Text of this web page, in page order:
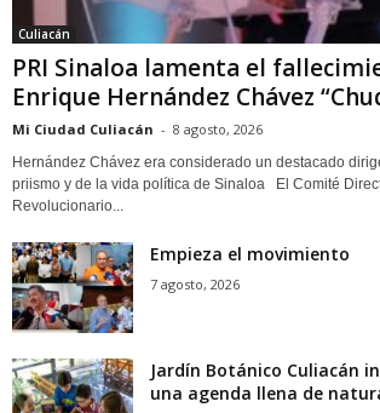
Culiacán
PRI Sinaloa lamenta el
Enrique Hernández Chávez
Mi Ciudad Culiacán - 8 agosto, 2026
Hernández Chávez era considerado un destacado
priismo y de la vida política de Sinaloa El Comité
Revolucionario...
Empieza el movimiento
7 agosto, 2026
Jardín Botánico Culiacán
una agenda llena de